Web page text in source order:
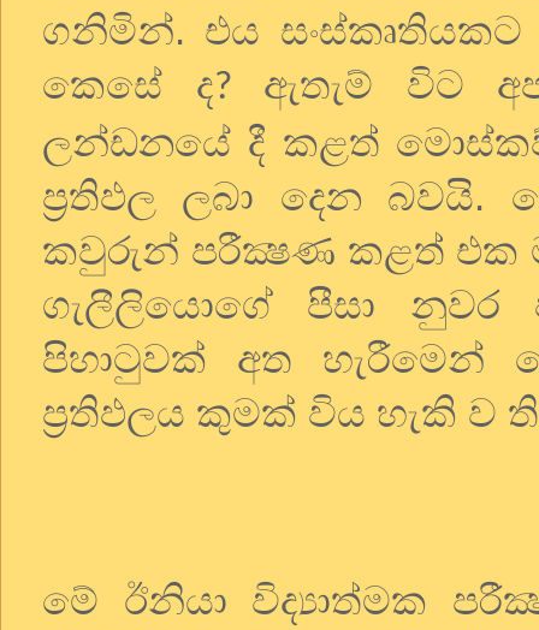
ගනිමින්. එය
කෙසේ ද? ඇතැම් විට
ලන්ඩනයේ දී කළත්
ප්‍රතිඵල ලබා දෙන
කවුරුන් පරීක්‍ෂණ කළත් එක
ගැලීලියොගේ පීසා
පිහාටුවක් අත
ප්‍රතිඵලය කුමක් විය හැකි ව
මේ ඊනියා විද්‍යාත්මක